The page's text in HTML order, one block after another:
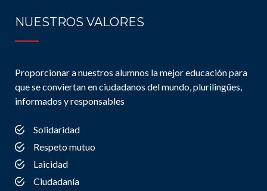
NUESTROS VALORES
Proporcionar a nuestros alumnos la mejor educación para
que se conviertan en ciudadanos del mundo, plurilingües,
informados y responsables
Solidaridad
Respeto mutuo
Laicidad
Ciudadanía